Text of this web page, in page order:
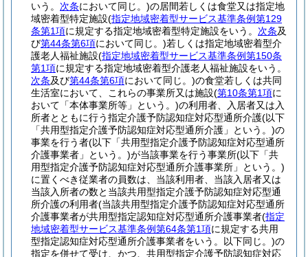
いう。 次条において同じ。)の居間若しくは食堂又は指定地
域密着型特定施設(指定地域密着型サービス基準条例第129
条第1項に規定する指定地域密着型特定施設をいう。 次条及
び第44条第6項において同じ。)若しくは指定地域密着型介
護老人福祉施設(指定地域密着型サービス基準条例第150条
第1項に規定する指定地域密着型介護老人福祉施設をいう。
次条及び第44条第6項において同じ。)の食堂若しくは共同
生活室において、これらの事業所又は施設(第10条第1項に
おいて「本体事業所等」という。)の利用者、入居者又は入
所者とともに行う指定介護予防認知症対応型通所介護(以下
「共用型指定介護予防認知症対応型通所介護」という。)の
事業を行う者(以下「共用型指定介護予防認知症対応型通所
介護事業者」という。)が当該事業を行う事業所(以下「共
用型指定介護予防認知症対応型通所介護事業所」という。)
に置くべき従業者の員数は、当該利用者、当該入居者又は
当該入所者の数と当該共用型指定介護予防認知症対応型通
所介護の利用者(当該共用型指定介護予防認知症対応型通所
介護事業者が共用型指定認知症対応型通所介護事業者(指定
地域密着型サービス基準条例第64条第1項に規定する共用
型指定認知症対応型通所介護事業者をいう。以下同じ。)の
指定を併せて受け、かつ、共用型指定介護予防認知症対応